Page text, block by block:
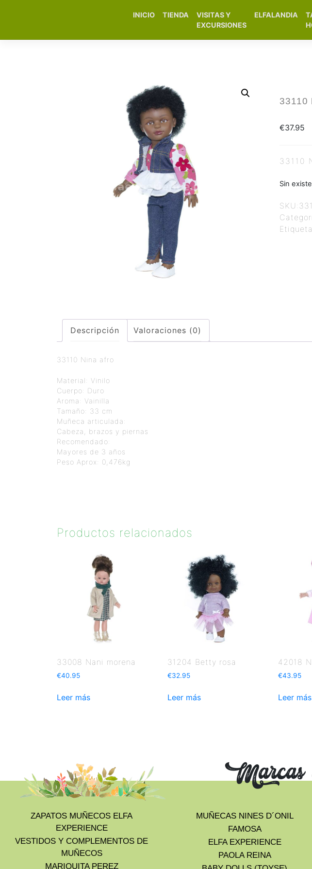
Elfa Experience – Onil – Alicante
INICIO TIENDA
VISITAS Y
EXCURSIONES
ELFALANDIA
33110
€37.95
33110
Sin
SKU:
Descripción Valoraciones (0)
33110 Nina afro
Material: Vinilo
Cuerpo: Duro
Aroma: Vainilla
Tamaño: 33 cm
Muñeca articulada:
Cabeza, brazos y piernas
Recomendado:
Mayores de 3 años
Peso Aprox: 0,476kg
Productos relacionados
33008 Nani morena
€40.95
Leer más
31204 Betty rosa
€32.95
Leer más
42018
€43.95
Leer más
Marcas
ZAPATOS MUÑECOS ELFA
EXPERIENCE
VESTIDOS Y COMPLEMENTOS DE
MUÑECOS
MARIQUITA PEREZ
MUÑECAS NINES D´ONIL
FAMOSA
ELFA EXPERIENCE
PAOLA REINA